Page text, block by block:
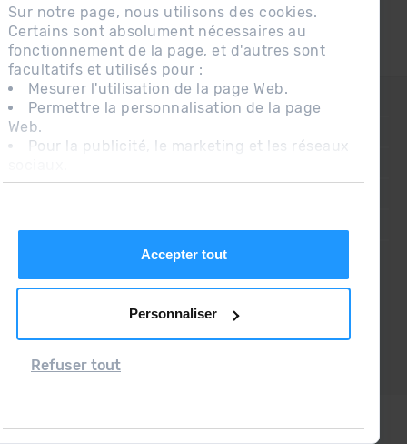
Sur notre page, nous utilisons des cookies.
Certains sont absolument nécessaires au
fonctionnement de la page, et d'autres sont
facultatifs et utilisés pour :
Mesurer l'utilisation de la page Web.
Permettre la personnalisation de la page
Web.
Pour la publicité, le marketing et les réseaux
En cliquant sur « Accepter tout », vous
Accepter tout
Personnaliser
Refuser tout
CONTACT
QUESTIONS FRÉQUENTES